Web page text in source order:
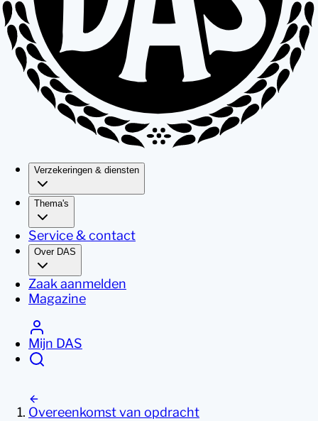
Verzekeringen & diensten
Thema's
Service & contact
Over DAS
Zaak aanmelden
Magazine
Mijn DAS
Overeenkomst van opdracht